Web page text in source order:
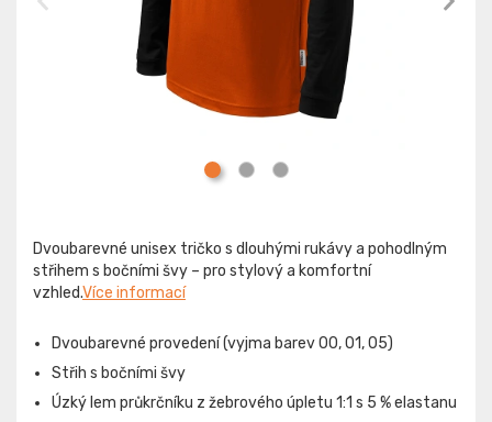
Dvoubarevné unisex tričko s dlouhými rukávy a pohodlným
střihem s bočními švy – pro stylový a komfortní
vzhled.Více informací
Dvoubarevné provedení (vyjma barev 00, 01, 05)
Střih s bočními švy
Úzký lem průkrčníku z žebrového úpletu 1:1 s 5 % elastanu